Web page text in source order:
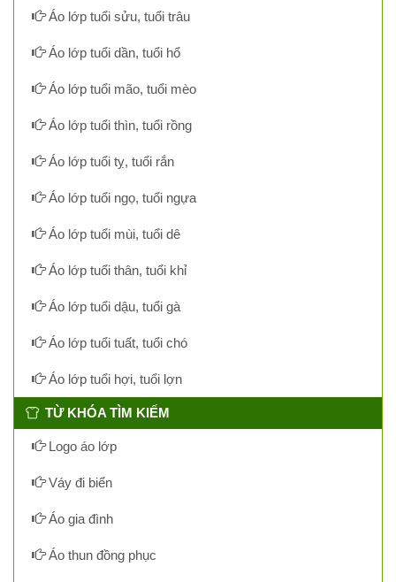
Áo lớp tuổi sửu, tuổi trâu
Áo lớp tuổi dần, tuổi hổ
Áo lớp tuổi mão, tuổi mèo
Áo lớp tuổi thìn, tuổi rồng
Áo lớp tuổi tỵ, tuổi rắn
Áo lớp tuổi ngọ, tuổi ngựa
Áo lớp tuổi mùi, tuổi dê
Áo lớp tuổi thân, tuổi khỉ
Áo lớp tuổi dậu, tuổi gà
Áo lớp tuổi tuất, tuổi chó
Áo lớp tuổi hợi, tuổi lợn
TỪ KHÓA TÌM KIẾM
Logo áo lớp
Váy đi biển
Áo gia đình
Áo thun đồng phục